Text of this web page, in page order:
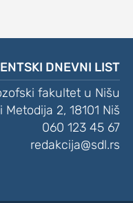
DNEVNI LIST
fakultet u Nišu
Metodija 2, 18101 Niš
060 123 45 67
redakcija@sdl.rs